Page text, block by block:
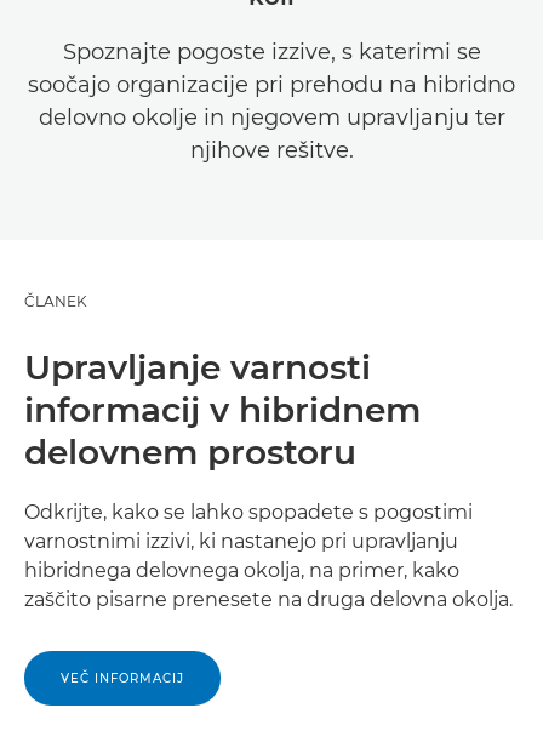
Spoznajte pogoste izzive, s katerimi se
soočajo organizacije pri prehodu na hibridno
delovno okolje in njegovem upravljanju ter
njihove rešitve.
ČLANEK
Upravljanje varnosti
informacij v hibridnem
delovnem prostoru
Odkrijte, kako se lahko spopadete s pogostimi
varnostnimi izzivi, ki nastanejo pri upravljanju
hibridnega delovnega okolja, na primer, kako
zaščito pisarne prenesete na druga delovna okolja.
VEČ INFORMACIJ